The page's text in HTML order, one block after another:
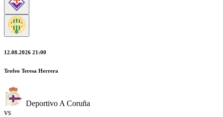
12.08.2026 21:00
Trofeo Teresa Herrera
Deportivo A Coruña
vs